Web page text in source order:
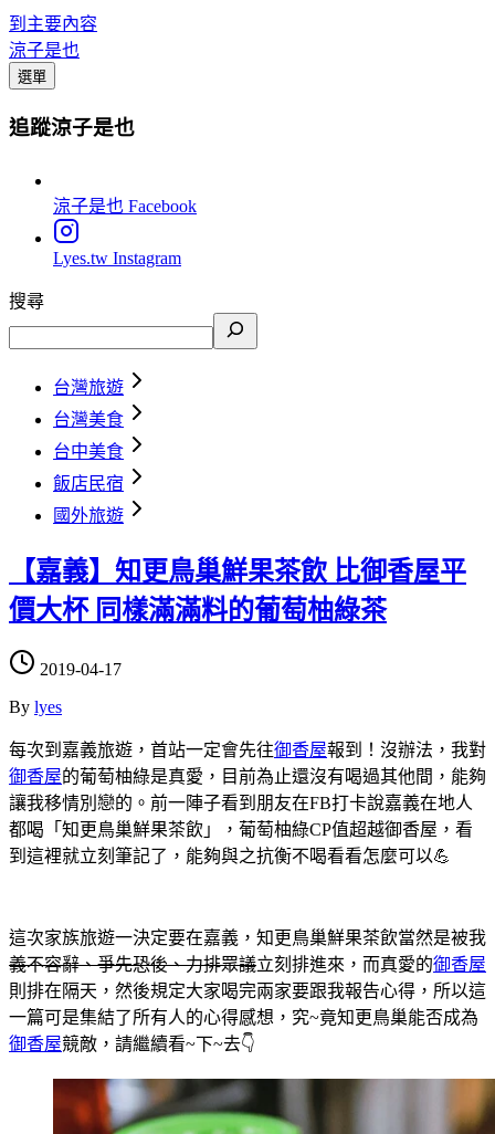
到主要內容
涼子是也
選單
追蹤涼子是也
涼子是也 Facebook
Lyes.tw Instagram
搜尋
台灣旅遊
台灣美食
台中美食
飯店民宿
國外旅遊
【嘉義】知更鳥巢鮮果茶飲 比御香屋平
價大杯 同樣滿滿料的葡萄柚綠茶
2019-04-17
By lyes
每次到嘉義旅遊，首站一定會先往御香屋報到！沒辦法，我對
御香屋的葡萄柚綠是真愛，目前為止還沒有喝過其他間，能夠
讓我移情別戀的。前一陣子看到朋友在FB打卡說嘉義在地人
都喝「知更鳥巢鮮果茶飲」，葡萄柚綠CP值超越御香屋，看
到這裡就立刻筆記了，能夠與之抗衡不喝看看怎麼可以💪
這次家族旅遊一決定要在嘉義，知更鳥巢鮮果茶飲當然是被我
義不容辭、爭先恐後、力排眾議立刻排進來，而真愛的御香屋
則排在隔天，然後規定大家喝完兩家要跟我報告心得，所以這
一篇可是集結了所有人的心得感想，究~竟知更鳥巢能否成為
御香屋競敵，請繼續看~下~去👇